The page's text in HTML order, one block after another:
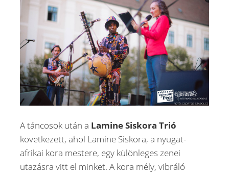
A táncosok után a Lamine Siskora Trió
következett, ahol Lamine Siskora, a nyugat-
afrikai kora mestere, egy különleges zenei
utazásra vitt el minket. A kora mély, vibráló